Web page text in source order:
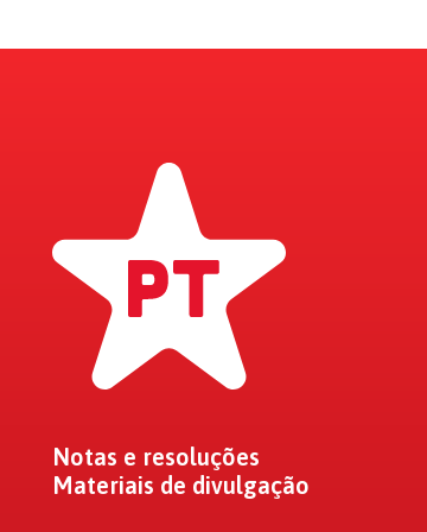
Notas e resoluções
Materiais de divulgação